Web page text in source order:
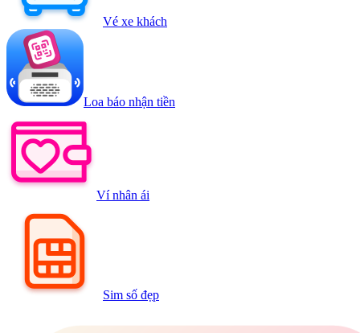
Vé xe khách
Loa báo nhận tiền
Ví nhân ái
Sim số đẹp